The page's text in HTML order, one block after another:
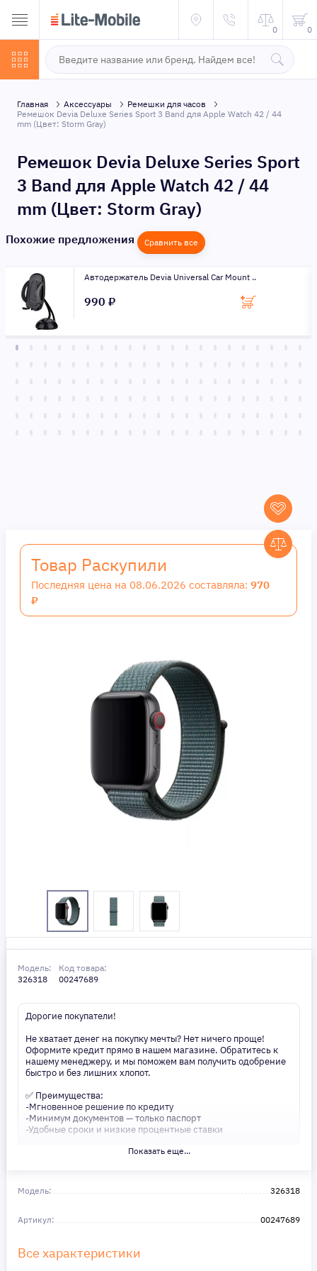
0 0
Главная Аксессуары
Ремешки для часов
Ремешок Devia Deluxe Series Sport 3 Band для Apple Watch 42 / 44
mm (Цвет: Storm Gray)
Ремешок Devia Deluxe Series Sport
3 Band для Apple Watch 42 / 44
mm (Цвет: Storm Gray)
Похожие предложения Сравнить все
Автодержатель Devia Universal Car Mount ..
990 ₽
Товар Раскупили
Последняя цена на 08.06.2026 составляла: 970
₽
Модель:
326318
Код товара:
00247689
Дорогие покупатели!
Не хватает денег на покупку мечты? Нет ничего проще!
Оформите кредит прямо в нашем магазине. Обратитесь к
нашему менеджеру, и мы поможем вам получить одобрение
быстро и без лишних хлопот.
✅ Преимущества:
-Мгновенное решение по кредиту
-Минимум документов — только паспорт
-Удобные сроки и низкие процентные ставки
Не откладывайте свои желания на потом! Получите то, что
Показать еще...
Модель: 326318
Артикул: 00247689
Все характеристики